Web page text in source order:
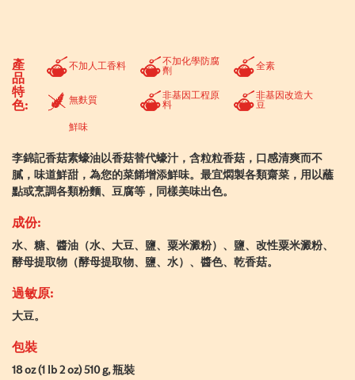
產
品
特
色:
不加人工香料
不加化學防腐
劑
全素
無麩質
非基因工程原
料
非基因改造大
豆
鮮味
李錦記香菇素蠔油以香菇替代蠔汁，含粒粒香菇，口感清爽而不
膩，味道鮮甜，為您的菜餚增添鮮味。最宜燜製各類齋菜，用以蘸
點或烹調各類粉麵、豆腐等，同樣美味出色。
成份:
水、糖、醬油（水、大豆、鹽、粟米澱粉）、鹽、改性粟米澱粉、
酵母提取物（酵母提取物、鹽、水）、醬色、乾香菇。
過敏原:
大豆。
包裝
18 oz (1 lb 2 oz) 510 g, 瓶裝